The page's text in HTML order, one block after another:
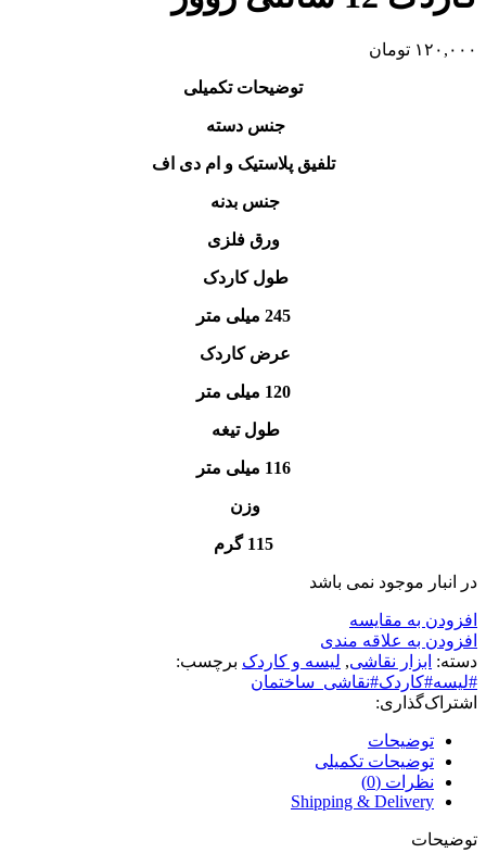
۱۲۰,۰۰۰ تومان
توضیحات تکمیلی
جنس دسته
تلفیق پلاستیک و ام دی اف
جنس بدنه
ورق فلزی
طول کاردک
245 میلی متر
عرض کاردک
120 میلی متر
طول تیغه
116 میلی متر
وزن
115 گرم
در انبار موجود نمی باشد
افزودن به مقایسه
افزودن به علاقه مندی
دسته: ابزار نقاشی, لیسه و کاردک برچسب:
#لیسه#کاردک#نقاشی_ساختمان
اشتراک‌گذاری:
توضیحات
توضیحات تکمیلی
نظرات (0)
Shipping & Delivery
توضیحات